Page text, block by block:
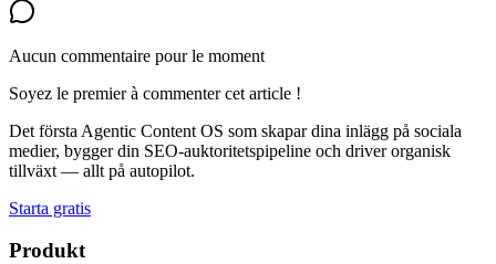
Aucun commentaire pour le moment
Soyez le premier à commenter cet article !
Det första Agentic Content OS som skapar dina inlägg på sociala
medier, bygger din SEO-auktoritetspipeline och driver organisk
tillväxt — allt på autopilot.
Starta gratis
Produkt